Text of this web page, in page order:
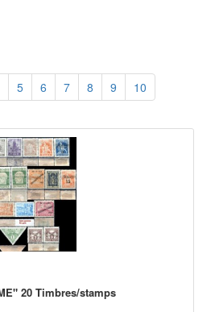
5 6 7 8 9 10
20 Timbres/stamps